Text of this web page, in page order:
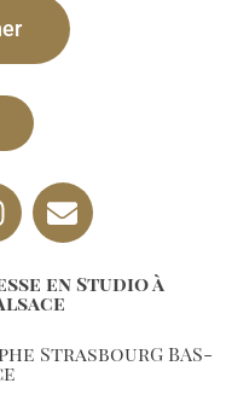
en Studio à
StrasbourG BAS-